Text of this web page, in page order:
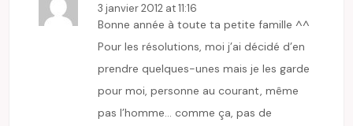
3 janvier 2012 at 11:16
Bonne année à toute ta petite famille ^^
Pour les résolutions, moi j’ai décidé d’en
prendre quelques-unes mais je les garde
pour moi, personne au courant, même
pas l’homme… comme ça, pas de